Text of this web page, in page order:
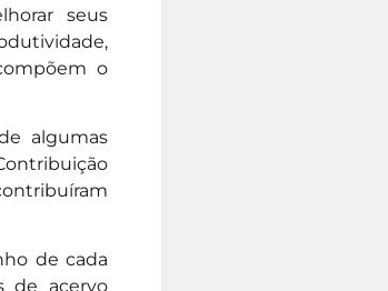
seus
o
algumas
de cada
de acervo